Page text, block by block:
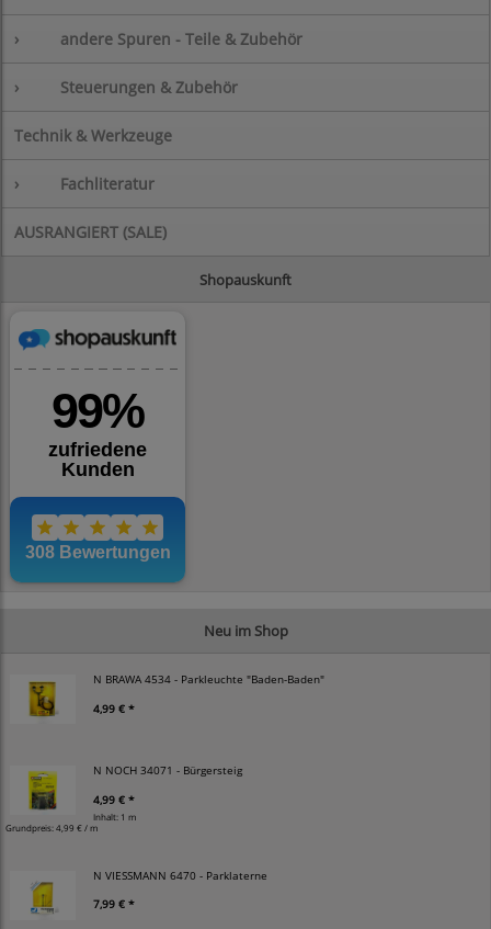
› andere Spuren - Teile & Zubehör
› Steuerungen & Zubehör
Technik & Werkzeuge
› Fachliteratur
AUSRANGIERT (SALE)
Shopauskunft
Neu im Shop
N BRAWA 4534 - Parkleuchte "Baden-Baden"
4,99 € *
N NOCH 34071 - Bürgersteig
4,99 € *
Inhalt: 1 m
Grundpreis:4,99 € / m
N VIESSMANN 6470 - Parklaterne
7,99 € *